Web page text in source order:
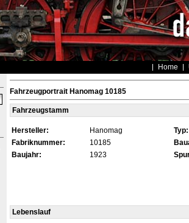
Home
Fahrzeugportrait Hanomag 10185
Fahrzeugstamm
Hersteller: Hanomag Typ:
Fabriknummer:
10185
Baujahr:
1923
Lebenslauf